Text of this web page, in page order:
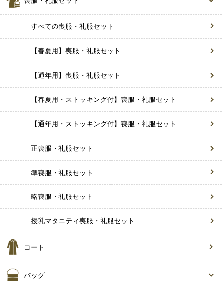
すべての喪服・礼服セット
【春夏用】喪服・礼服セット
【通年用】喪服・礼服セット
【春夏用・ストッキング付】喪服・礼服セット
【通年用・ストッキング付】喪服・礼服セット
正喪服・礼服セット
準喪服・礼服セット
略喪服・礼服セット
授乳マタニティ喪服・礼服セット
コート
バッグ